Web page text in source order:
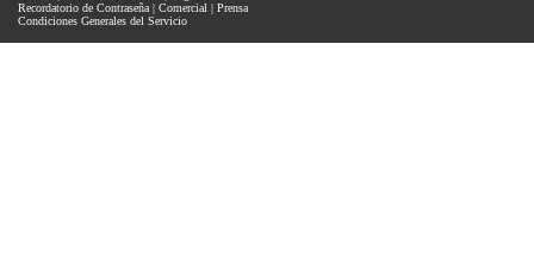
Recordatorio de Contraseña | Comercial | Prensa
Condiciones Generales del Servicio